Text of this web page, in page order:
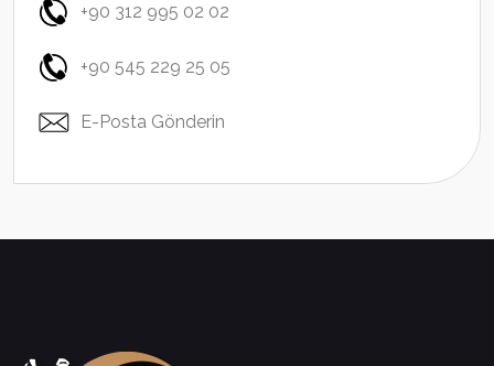
+90 312 995 02 02
+90 545 229 25 05
E-Posta Gönderin